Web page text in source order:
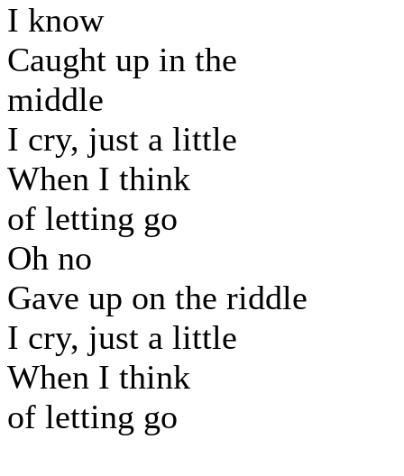
I know
Caught up in the
middle
I cry, just a little
When I think
of letting go
Oh no
Gave up on the riddle
I cry, just a little
When I think
of letting go